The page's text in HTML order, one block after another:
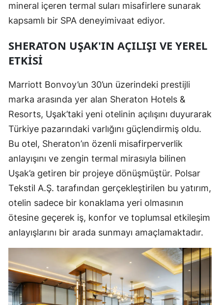
mineral içeren termal suları misafirlere sunarak
kapsamlı bir SPA deneyimivaat ediyor.
SHERATON UŞAK'IN AÇILIŞI VE YEREL
ETKISI
Marriott Bonvoy’un 30’un üzerindeki prestijli
marka arasında yer alan Sheraton Hotels &
Resorts, Uşak’taki yeni otelinin açılışını duyurarak
Türkiye pazarındaki varlığını güçlendirmiş oldu.
Bu otel, Sheraton’ın özenli misafirperverlik
anlayışını ve zengin termal mirasıyla bilinen
Uşak’a getiren bir projeye dönüşmüştür. Polsar
Tekstil A.Ş. tarafından gerçekleştirilen bu yatırım,
otelin sadece bir konaklama yeri olmasının
ötesine geçerek iş, konfor ve toplumsal etkileşim
anlayışlarını bir arada sunmayı amaçlamaktadır.